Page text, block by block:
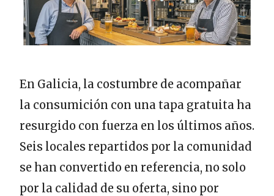
En Galicia, la costumbre de acompañar
la consumición con una tapa gratuita ha
resurgido con fuerza en los últimos años.
Seis locales repartidos por la comunidad
se han convertido en referencia, no solo
por la calidad de su oferta, sino por